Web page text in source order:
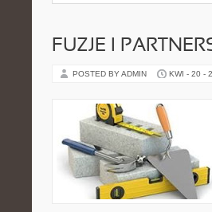
FUZJE I
POSTED BY ADMIN KWI - 20 -